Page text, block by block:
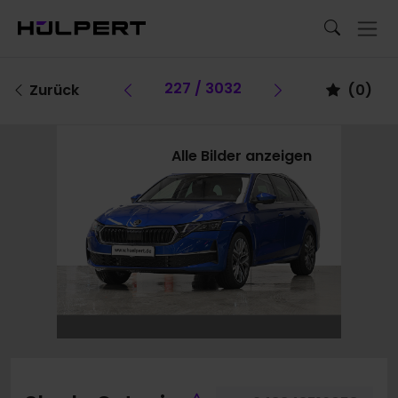
Zurück Vorheriges Fahrzeug
227 / 3032 Vorheriges
(0)
Alle Bilder anzeigen